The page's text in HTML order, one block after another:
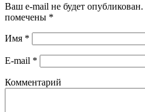
Ваш e-mail не будет опубликован.
помечены *
Имя *
E-mail *
Комментарий